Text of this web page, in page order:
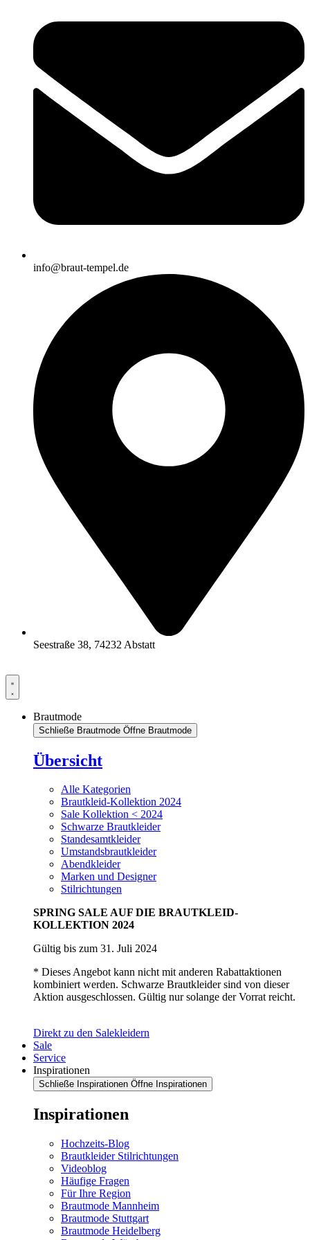
info@braut-tempel.de
Seestraße 38, 74232 Abstatt
Brautmode
Schließe Brautmode Öffne Brautmode
Übersicht
Alle Kategorien
Brautkleid-Kollektion 2024
Sale Kollektion < 2024
Schwarze Brautkleider
Standesamtkleider
Umstandsbrautkleider
Abendkleider
Marken und Designer
Stilrichtungen
SPRING SALE AUF DIE BRAUTKLEID-
KOLLEKTION 2024
Gültig bis zum 31. Juli 2024
* Dieses Angebot kann nicht mit anderen Rabattaktionen
kombiniert werden. Schwarze Brautkleider sind von dieser
Aktion ausgeschlossen. Gültig nur solange der Vorrat reicht.
Direkt zu den Salekleidern
Sale
Service
Inspirationen
Schließe Inspirationen Öffne Inspirationen
Inspirationen
Hochzeits-Blog
Brautkleider Stilrichtungen
Videoblog
Häufige Fragen
Für Ihre Region
Brautmode Mannheim
Brautmode Stuttgart
Brautmode Heidelberg